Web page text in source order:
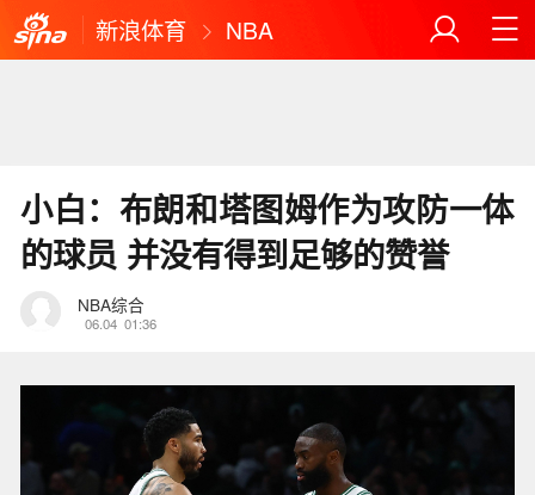
新浪体育 NBA
小白：布朗和塔图姆作为攻防一体
的球员 并没有得到足够的赞誉
NBA综合
06.04 01:36